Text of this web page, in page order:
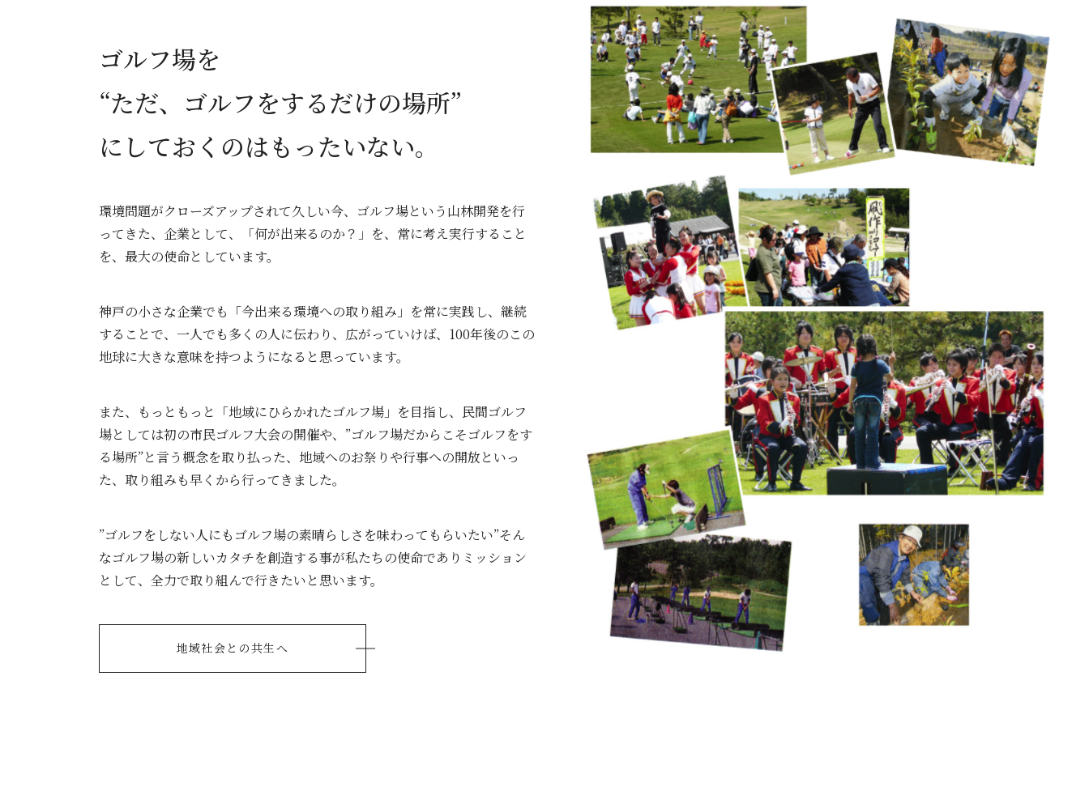
ゴルフ場を
“ただ、ゴルフをするだけの場所”
にしておくのはもったいない。
環境問題がクローズアップされて久しい今、ゴルフ場という山林開発を行
ってきた、企業として、「何が出来るのか？」を、常に考え実行すること
を、最大の使命としています。
神戸の小さな企業でも「今出来る環境への取り組み」を常に実践し、継続
することで、一人でも多くの人に伝わり、広がっていけば、100年後のこの
地球に大きな意味を持つようになると思っています。
また、もっともっと「地域にひらかれたゴルフ場」を目指し、民間ゴルフ
場としては初の市民ゴルフ大会の開催や、”ゴルフ場だからこそゴルフをす
る場所”と言う概念を取り払った、地域へのお祭りや行事への開放といっ
た、取り組みも早くから行ってきました。
”ゴルフをしない人にもゴルフ場の素晴らしさを味わってもらいたい”そん
なゴルフ場の新しいカタチを創造する事が私たちの使命でありミッション
として、全力で取り組んで行きたいと思います。
地域社会との共生へ